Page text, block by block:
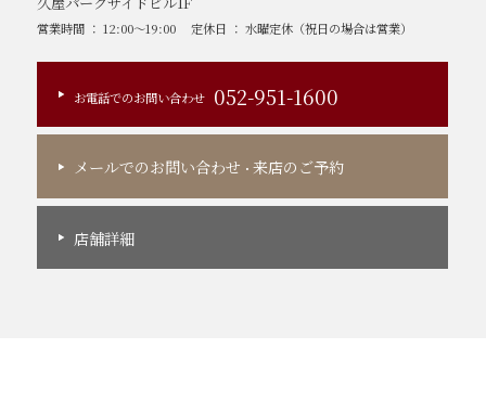
営業時間 ： 12:00～19:00 定休日 ： 水曜定休（祝日の場合は営業）
お電話でのお問い合わせ 052-951-1600
メールでのお問い合わせ ・来店のご予約
店舗詳細